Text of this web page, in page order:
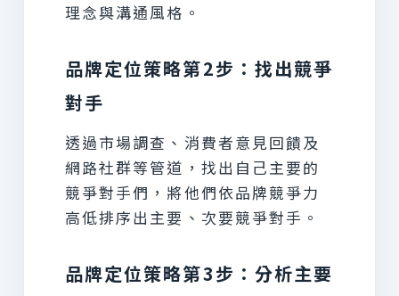
理念與溝通風格。
品牌定位策略第2步：找出競爭
對手
透過市場調查、消費者意見回饋及
網路社群等管道，找出自己主要的
競爭對手們，將他們依品牌競爭力
高低排序出主要、次要競爭對手。
品牌定位策略第3步：分析主要